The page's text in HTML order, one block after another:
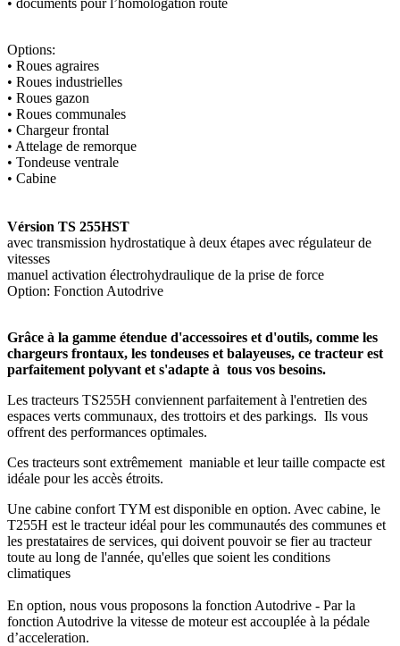
Options:
• Roues agraires
• Roues industrielles
• Roues gazon
• Roues communales
• Chargeur frontal
• Attelage de remorque
• Tondeuse ventrale
• Cabine
Vérsion TS 255HST
avec transmission hydrostatique à deux étapes avec régulateur de
vitesses
manuel activation électrohydraulique de la prise de force
Option: Fonction Autodrive
Grâce à la gamme étendue d'accessoires et d'outils, comme les
chargeurs frontaux, les tondeuses et balayeuses, ce tracteur est
parfaitement polyvant et s'adapte à tous vos besoins.
Les tracteurs TS255H conviennent parfaitement à l'entretien des
espaces verts communaux, des trottoirs et des parkings. Ils vous
offrent des performances optimales.
Ces tracteurs sont extrêmement maniable et leur taille compacte est
idéale pour les accès étroits.
Une cabine confort TYM est disponible en option. Avec cabine, le
T255H est le tracteur idéal pour les communautés des communes et
les prestataires de services, qui doivent pouvoir se fier au tracteur
toute au long de l'année, qu'elles que soient les conditions
climatiques
En option, nous vous proposons la fonction Autodrive - Par la
fonction Autodrive la vitesse de moteur est accouplée à la pédale
d’acceleration.